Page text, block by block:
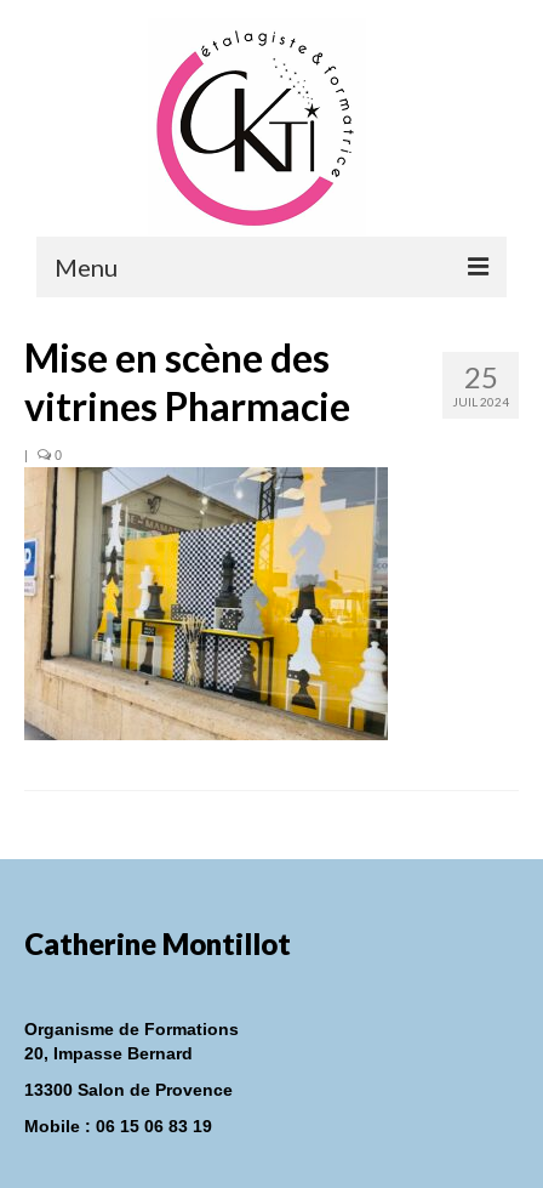
Menu
MERCHANDISING & VITRINES
FORMATIONS RH
FORMATIONS DE FORMATEURS
CONSEILS & PRESTATIONS
REALISATIONS
CONTACT
25
JUIL 2024
Mise en scène des
vitrines Pharmacie
| 0
Catherine Montillot
Organisme de Formations
20, Impasse Bernard
13300 Salon de Provence
Mobile : 06 15 06 83 19